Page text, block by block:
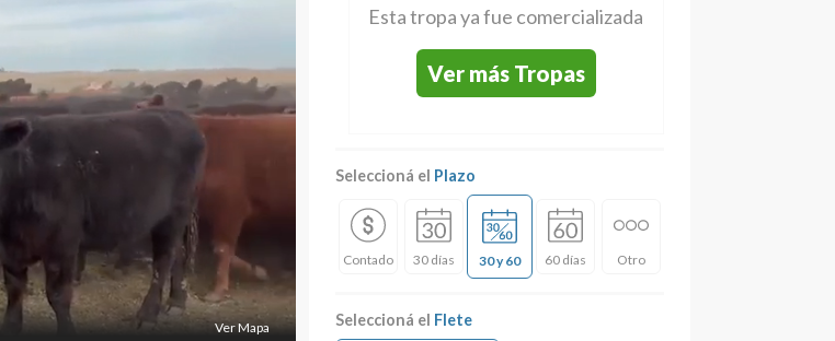
Ver Mapa
Esta tropa ya fue comercializada
Ver más Tropas
Seleccioná el Plazo
Contado 30 días 30 y 60 60 días Otro
Seleccioná el Flete